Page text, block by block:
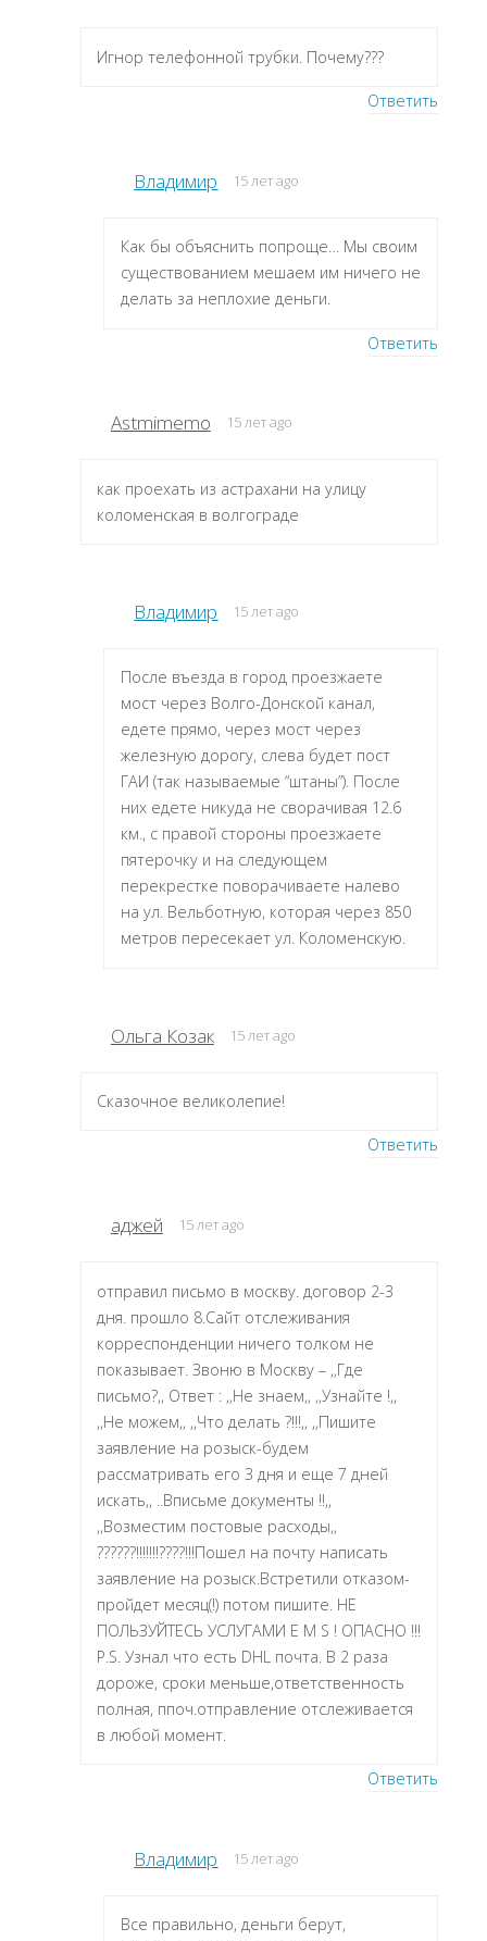
Игнор телефонной трубки. Почему???
Ответить
Владимир 15 лет ago
Как бы объяснить попроще… Мы своим
существованием мешаем им ничего не
делать за неплохие деньги.
Ответить
Astmimemo 15 лет ago
как проехать из астрахани на улицу
коломенская в волгограде
Владимир 15 лет ago
После въезда в город проезжаете
мост через Волго-Донской канал,
едете прямо, через мост через
железную дорогу, слева будет пост
ГАИ (так называемые “штаны”). После
них едете никуда не сворачивая 12.6
км., с правой стороны проезжаете
пятерочку и на следующем
перекрестке поворачиваете налево
на ул. Вельботную, которая через 850
метров пересекает ул. Коломенскую.
Ольга Козак 15 лет ago
Сказочное великолепие!
Ответить
аджей 15 лет ago
отправил письмо в москву. договор 2-3
дня. прошло 8.Сайт отслеживания
корреспонденции ничего толком не
показывает. Звоню в Москву – ,,Где
письмо?,, Ответ : ,,Не знаем,, ,,Узнайте !,,
,,Не можем,, ,,Что делать ?!!!,, ,,Пишите
заявление на розыск-будем
рассматривать его 3 дня и еще 7 дней
искать,, ..Вписьме документы !!,,
,,Возместим постовые расходы,,
??????!!!!!!!????!!!Пошел на почту написать
заявление на розыск.Встретили отказом-
пройдет месяц(!) потом пишите. НЕ
ПОЛЬЗУЙТЕСЬ УСЛУГАМИ E M S ! ОПАСНО !!!
P.S. Узнал что есть DHL почта. В 2 раза
дороже, сроки меньше,ответственность
полная, ппоч.отправление отслеживается
в любой момент.
Ответить
Владимир 15 лет ago
Все правильно, деньги берут,